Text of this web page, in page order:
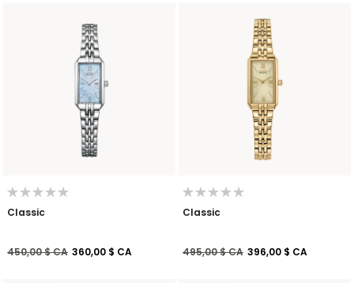
Classic
Prix réduit de
450,00 $ CAà360,00 $ CA
Classic
Prix réduit de
495,00 $ CAà396,00 $ CA